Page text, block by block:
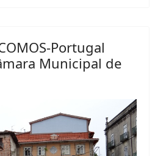
Portugal
Municipal de